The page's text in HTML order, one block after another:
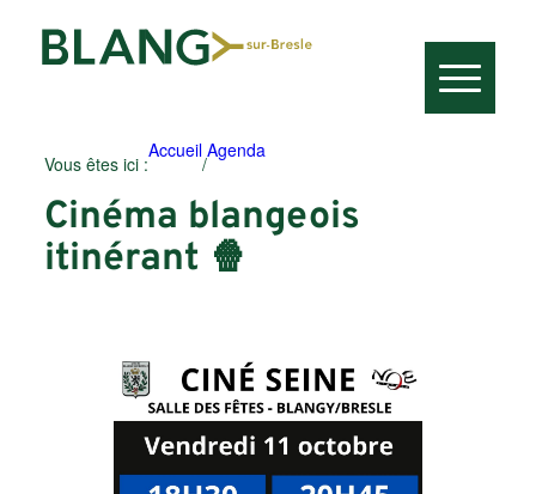
Vous êtes ici :
Accueil
/
Agenda
Cinéma blangeois
itinérant 🍿